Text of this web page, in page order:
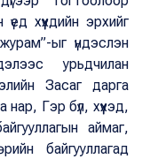
хүүхдийн эрхийг
ыг үндэслэн
урьдчилан
Засаг дарга
Гэр бүл, хүүхэд,
аймаг,
байгууллагад